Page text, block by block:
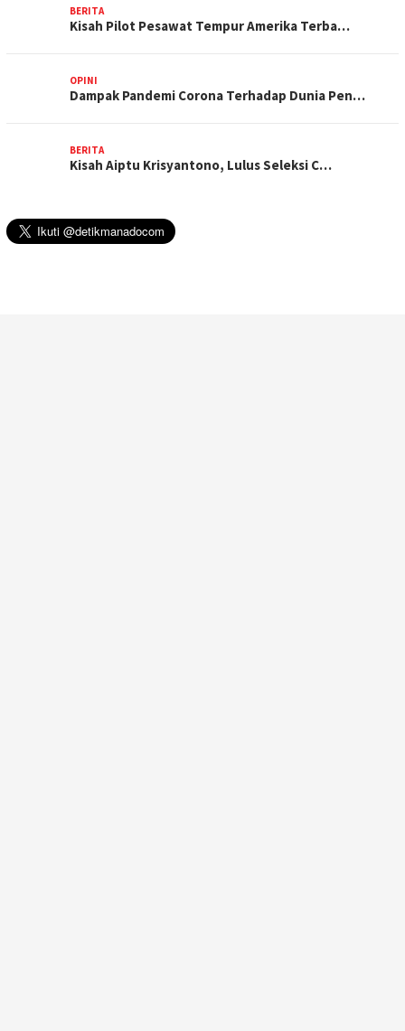
BERITA
Kisah Pilot Pesawat Tempur Amerika Terba…
OPINI
Dampak Pandemi Corona Terhadap Dunia Pen…
BERITA
Kisah Aiptu Krisyantono, Lulus Seleksi C…